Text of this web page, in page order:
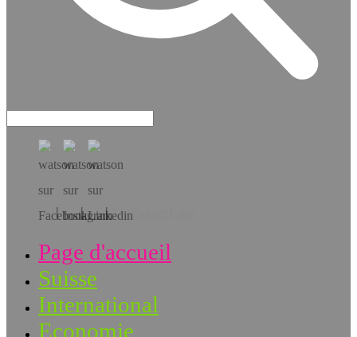
Téléchargez l’app!
Page d'accueil
Suisse
International
Economie